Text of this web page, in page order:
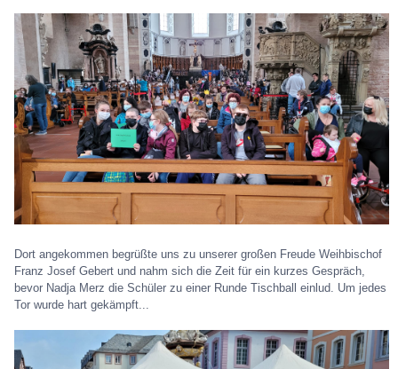
Dort angekommen begrüßte uns zu unserer großen Freude Weihbischof
Franz Josef Gebert und nahm sich die Zeit für ein kurzes Gespräch,
bevor Nadja Merz die Schüler zu einer Runde Tischball einlud. Um jedes
Tor wurde hart gekämpft...